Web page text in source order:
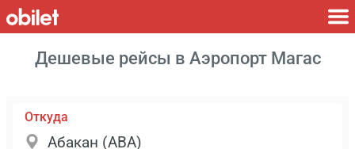
Дешевые рейсы в Аэропорт Магас
Откуда